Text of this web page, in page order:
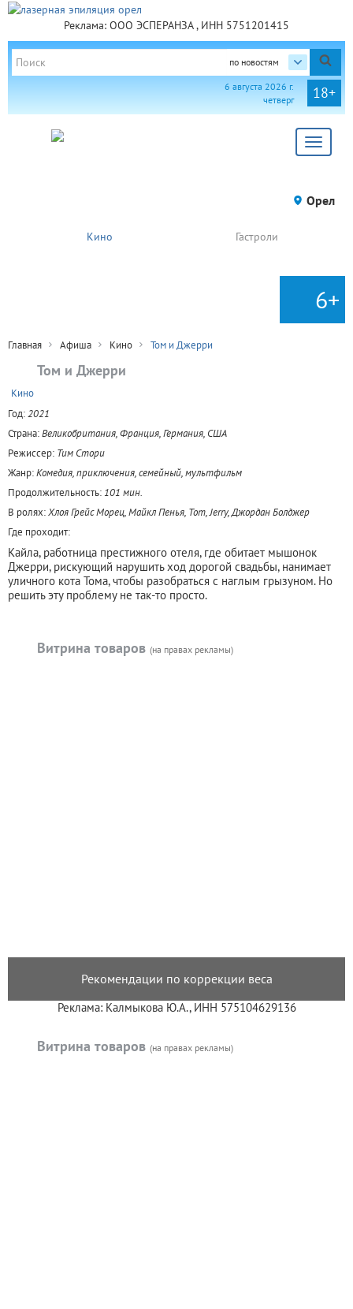
Реклама: ООО ЭСПЕРАНЗА , ИНН 5751201415
по новостям
18+
6 августа 2026 г.
четверг
Toggle
Орел
Кино Гастроли
6+
Главная Афиша Кино Том и Джерри
Том и Джерри
Кино
Год:2021
Страна:Великобритания, Франция, Германия, США
Режиссер: Тим Стори
Жанр:Комедия, приключения, семейный, мультфильм
Продолжительность: 101 мин.
В ролях:Хлоя Грейс Морец, Майкл Пенья, Tom, Jerry, Джордан Болджер
Где проходит:
Кайла, работница престижного отеля, где обитает мышонок
Джерри, рискующий нарушить ход дорогой свадьбы, нанимает
уличного кота Тома, чтобы разобраться с наглым грызуном. Но
решить эту проблему не так-то просто.
Витрина товаров (на правах рекламы)
Рекомендации по коррекции веса
Реклама: Калмыкова Ю.А., ИНН 575104629136
Витрина товаров (на правах рекламы)